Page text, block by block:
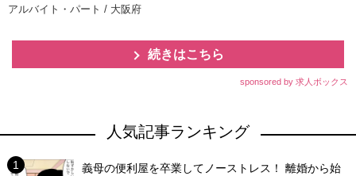
アルバイト・パート / 大阪府
続きはこちら
sponsored by 求人ボックス
人気記事ランキング
義母の便利屋を卒業してノーストレス！ 離婚から始